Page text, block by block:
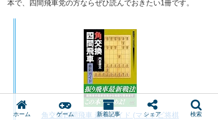
本で、四間飛車党の方ならぜひ読んでおきたい1冊です。
角交換四間飛車 最新ガイド (マイナビ将棋
ホーム ゲーム 新着記事 シェア 検索